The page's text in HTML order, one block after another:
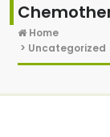
Home
> Uncategorized